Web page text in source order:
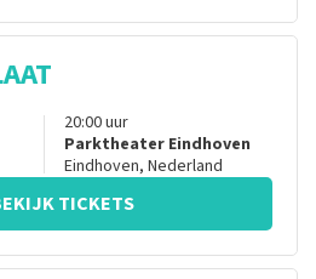
20:00uur
Parktheater Eindhoven
Eindhoven, Nederland
TICKETS